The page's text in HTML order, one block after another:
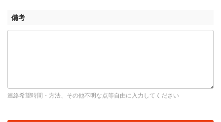
備考
連絡希望時間・方法、その他不明な点等自由に入力してください